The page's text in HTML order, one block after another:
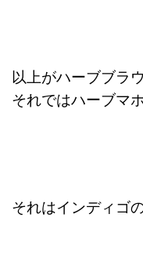
以上がハーブブラ
それではハーブマ
それはインディゴ